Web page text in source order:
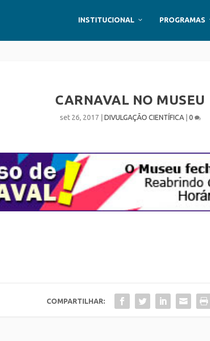
INSTITUCIONAL PROGRAMAS
CARNAVAL NO MUSEU
set 26, 2017 DIVULGAÇÃO CIENTÍFICA| 0
COMPARTILHAR: